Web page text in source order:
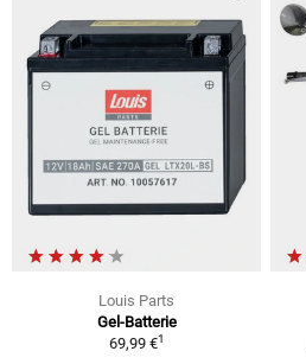
Louis Parts
Gel-Batterie
69,99 €1